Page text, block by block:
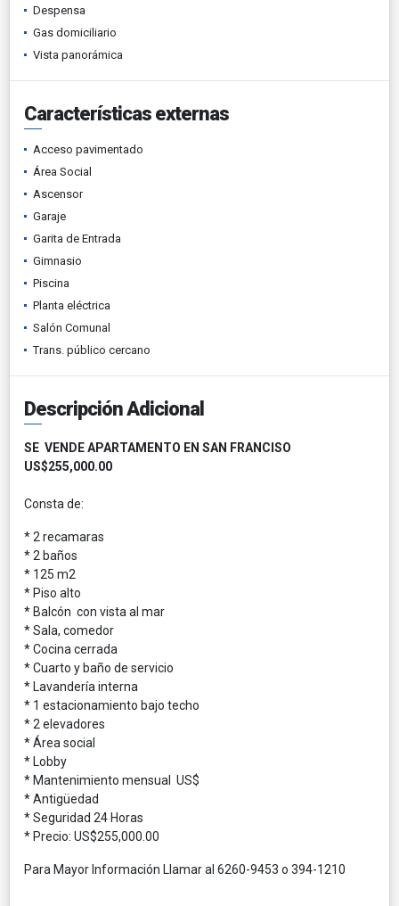
Despensa
Gas domiciliario
Vista panorámica
Características externas
Acceso pavimentado
Área Social
Ascensor
Garaje
Garita de Entrada
Gimnasio
Piscina
Planta eléctrica
Salón Comunal
Trans. público cercano
Descripción Adicional
SE VENDE APARTAMENTO EN SAN FRANCISO
US$255,000.00
Consta de:
* 2 recamaras
* 2 baños
* 125 m2
* Piso alto
* Balcón con vista al mar
* Sala, comedor
* Cocina cerrada
* Cuarto y baño de servicio
* Lavandería interna
* 1 estacionamiento bajo techo
* 2 elevadores
* Área social
* Lobby
* Mantenimiento mensual US$
* Antigüedad
* Seguridad 24 Horas
* Precio: US$255,000.00
Para Mayor Información Llamar al 6260-9453 o 394-1210